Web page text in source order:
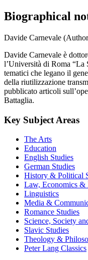
Biographical
Davide Carnevale
Davide Carnevale è
l’Università di Roma “La
tematici che legano il
della riutilizzazione
pubblicato articoli
Battaglia.
Key Subject Areas
The Arts
Education
English Studies
German Studies
History & Political
Law, Economics &
Linguistics
Media &
Romance Studies
Science, Society
Slavic Studies
Theology &
Peter Lang Classics